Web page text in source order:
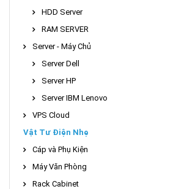
HDD Server
RAM SERVER
Server - Máy Chủ
Server Dell
Server HP
Server IBM Lenovo
VPS Cloud
Vật Tư Điện Nhẹ
Cáp và Phụ Kiện
Máy Văn Phòng
Rack Cabinet